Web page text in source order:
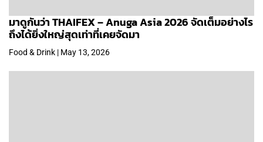
มาดูกันว่า THAIFEX – Anuga Asia 2026 จัดเต็มอย่างไร
ถึงได้ยิ่งใหญ่สุดเท่าที่เคยจัดมา
Food & Drink | May 13, 2026